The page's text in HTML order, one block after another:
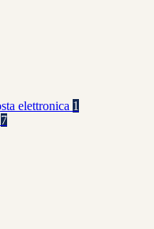
elettronica 1
7